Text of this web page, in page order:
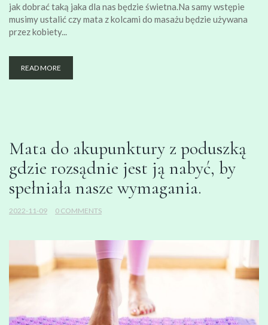
jak dobrać taką jaka dla nas będzie świetna.Na samy wstępie
musimy ustalić czy mata z kolcami do masażu będzie używana
przez kobiety...
READ MORE
Mata do akupunktury z poduszką
gdzie rozsądnie jest ją nabyć, by
spełniała nasze wymagania.
2022-11-09 0 COMMENTS